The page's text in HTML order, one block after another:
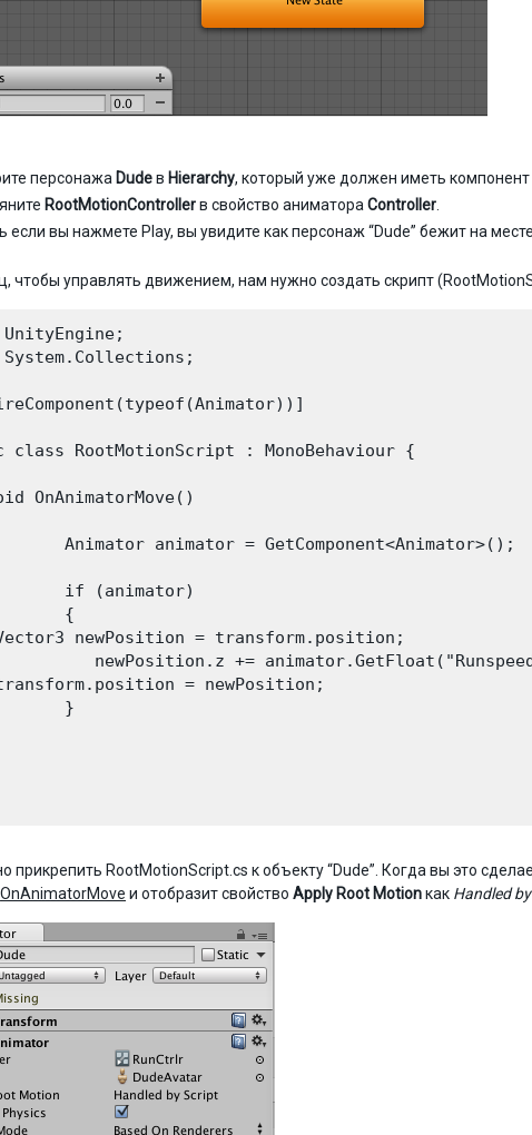
персонажа Dudeв Hierarchy, который уже должен иметь компонент
RootMotionControllerв свойство аниматора Controller
если вы нажмете Play, вы увидите как персонаж “Dude” бежит на месте.
чтобы управлять движением, нам нужно создать скрипт
class RootMotionScript : MonoBehaviour {
OnAnimatorMove()
Animator animator = GetComponent<Animator>();
if (animator)
{
newPosition = transform.position;
newPosition.z +=
= newPosition;
}
прикрепить RootMotionScript.cs к объекту “Dude”. Когда вы это
OnAnimatorMove и отобразит свойство Apply Root Motionкак Handled